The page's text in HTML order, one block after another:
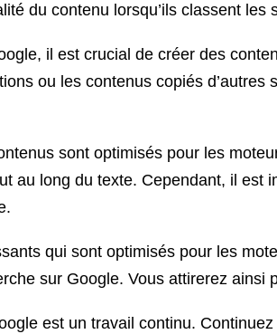
du contenu lorsqu’ils classent
il est crucial de créer des
ou les contenus copiés
sont optimisés pour les
au long du texte. Cependant, il est
qui sont optimisés pour les
sur Google. Vous attirerez
est un travail continu.